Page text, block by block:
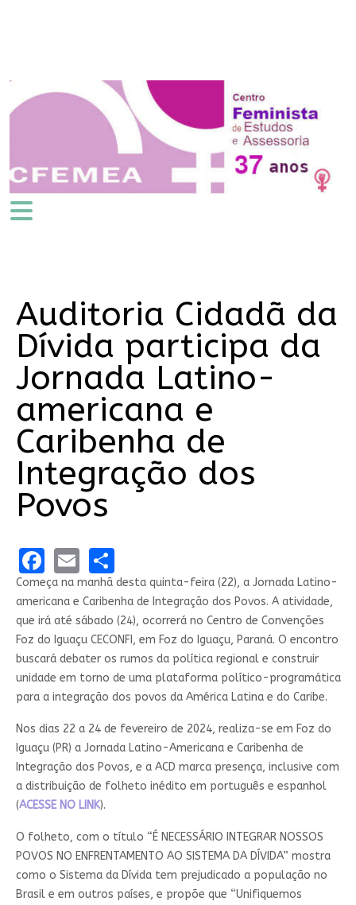
Auditoria Cidadã da
Dívida participa da
Jornada Latino-
americana e
Caribenha de
Integração dos
Povos
Facebook
EmailShare
Começa na manhã desta quinta-feira (22), a Jornada Latino-
americana e Caribenha de Integração dos Povos. A atividade,
que irá até sábado (24), ocorrerá no Centro de Convenções
Foz do Iguaçu CECONFI, em Foz do Iguaçu, Paraná. O encontro
buscará debater os rumos da política regional e construir
unidade em torno de uma plataforma político-programática
para a integração dos povos da América Latina e do Caribe.
Nos dias 22 a 24 de fevereiro de 2024, realiza-se em Foz do
Iguaçu (PR) a Jornada Latino-Americana e Caribenha de
Integração dos Povos, e a ACD marca presença, inclusive com
a distribuição de folheto inédito em português e espanhol
(ACESSE NO LINK).
O folheto, com o título “É NECESSÁRIO INTEGRAR NOSSOS
POVOS NO ENFRENTAMENTO AO SISTEMA DA DÍVIDA” mostra
como o Sistema da Dívida tem prejudicado a população no
Brasil e em outros países, e propõe que “Unifiquemos